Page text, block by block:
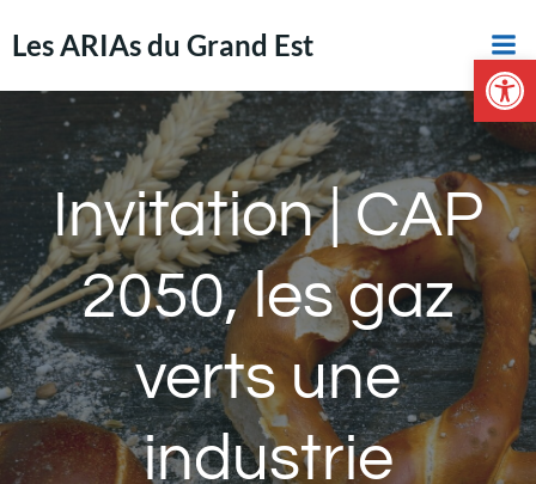
Ouvrir
au
Les ARIAs du Grand Est
Invitation | CAP
2050, les gaz
verts une
industrie